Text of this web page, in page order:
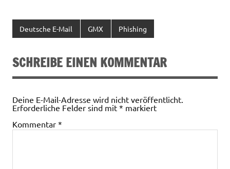
Deutsche E-Mail GMX Phishing
SCHREIBE EINEN KOMMENTAR
Deine E-Mail-Adresse wird nicht veröffentlicht.
Erforderliche Felder sind mit * markiert
Kommentar *